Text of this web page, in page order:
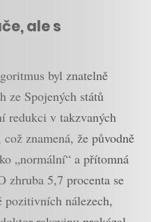
ale s
byl znatelně
ze Spojených států
redukci v takzvaných
znamená, že původně
„normální“ a přítomná
zhruba 5,7 procenta se
nálezech,